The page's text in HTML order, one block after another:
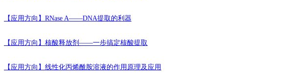
【应用方向】 RNase A——DNA提取的利器
【应用方向】 核酸释放剂——一步搞定核酸提取
【应用方向】 线性化丙烯酰胺溶液的作用原理及应用